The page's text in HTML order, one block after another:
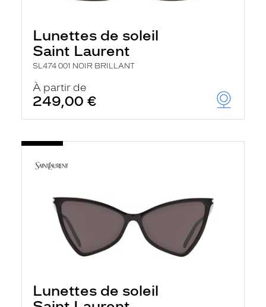
Lunettes de soleil
Saint Laurent
SL474 001 NOIR BRILLANT
À partir de
249,00 €
Lunettes de soleil